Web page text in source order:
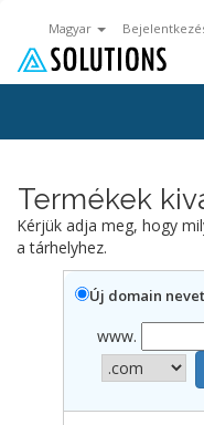
Magyar
Termékek
Kérjük adja meg, hogy
a tárhelyhez.
Új domain
www.